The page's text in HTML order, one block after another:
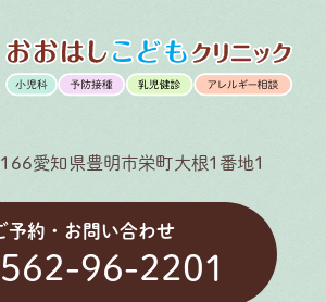
愛知県豊明市栄町大根1番地1
予約・お問い合わせ
96-2201